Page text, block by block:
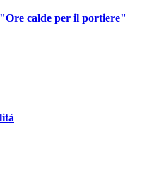
calde per il portiere"